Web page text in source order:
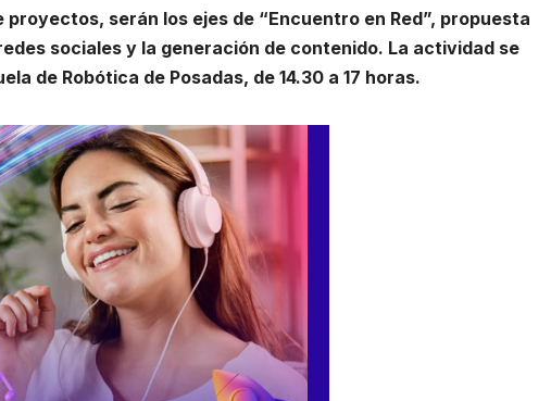
serán los ejes de “Encuentro en Red”, propuesta
sociales y la generación de contenido. La actividad se
de Robótica de Posadas, de 14.30 a 17 horas.